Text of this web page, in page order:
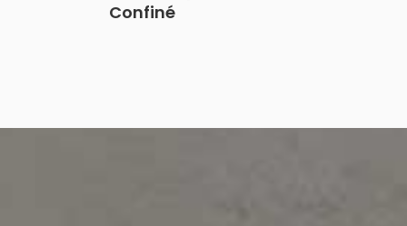
Confiné